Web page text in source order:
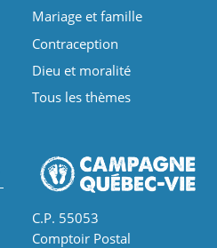
Mariage et famille
Contraception
Dieu et moralité
Tous les thèmes
C.P. 55053
Comptoir Postal